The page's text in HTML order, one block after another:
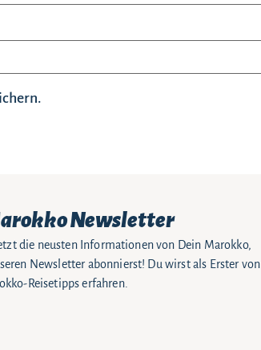
Newsletter
die neusten Informationen von Dein Marokko,
Newsletter abonnierst! Du wirst als Erster von
Reisetipps erfahren.